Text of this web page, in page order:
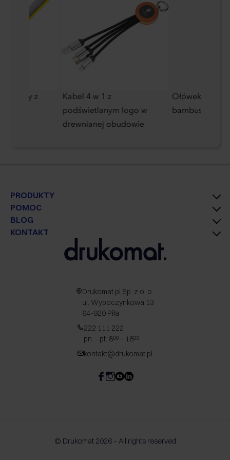
z
Kabel 4 w 1 z
podświetlanym logo w
drewnianej obudowie
Ołówek
bambusowy
PRODUKTY
POMOC
BLOG
KONTAKT
Drukomat.pl Sp. z o. o.
ul. Wypoczynkowa 13
64-920 Piła
222 111 222
pn. - pt. 800 - 1800
kontakt@drukomat.pl
© Drukomat 2026 – All rights reserved